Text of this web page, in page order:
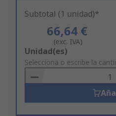
Subtotal (1 unidad)*
66,64 €
(exc. IVA)
Add
to
Basket
Unidad(es)
Selecciona o escribe la